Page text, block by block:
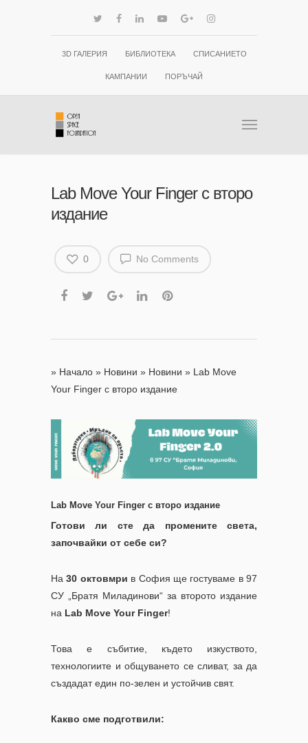
3D ГАЛЕРИЯ БИБЛИОТЕКА СПИСАНИЕТО
КАМПАНИИ ПОРЪЧАЙ
Lab Move Your Finger с второ
издание
No Comments
0
» Начало » Новини » Новини » Lab Move
Your Finger с второ издание
Lab Move Your Finger с второ издание
Готови ли сте да промените света,
започвайки от себе си?
На30 октовмри в София ще гостуваме в 97
СУ „Братя Миладинови“ за второто издание
на Lab Move Your Finger!
Това е събитие, където изкуството,
технологиите и общуването се сливат, за да
създадат един по-зелен и устойчив свят.
Какво сме подготвили: